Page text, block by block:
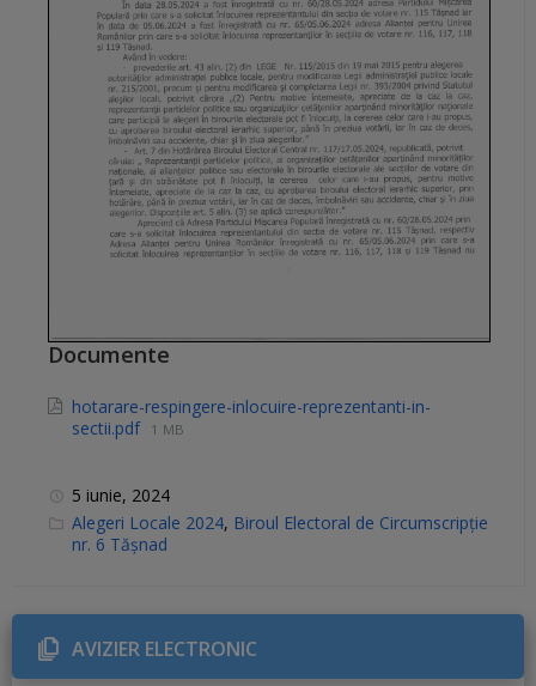
Documente
hotarare-respingere-inlocuire-reprezentanti-in-
sectii.pdf 1 MB
5 iunie, 2024
C
a
t
r
e
Alegeri Locale 2024, Biroul Electoral de Circumscripție
nr. 6 Tășnad
AVIZIER ELECTRONIC